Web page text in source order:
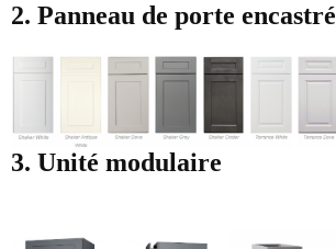
2. Panneau de porte encastré
3. Unité modulaire